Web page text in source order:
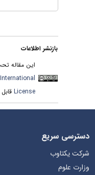
بازنشر اطلاعات
این مقاله
International
Licenseقابل
دسترسی سریع
شرکت یکتاوب
وزارت علوم